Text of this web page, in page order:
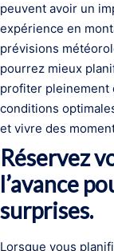
peuvent avoir un
expérience en
prévisions
pourrez mieux
profiter pleinement
conditions
et vivre des
Réservez
l’avance
surprises.
Lorsque vous